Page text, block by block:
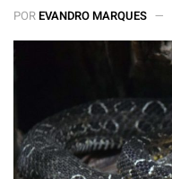
POREVANDRO MARQUES